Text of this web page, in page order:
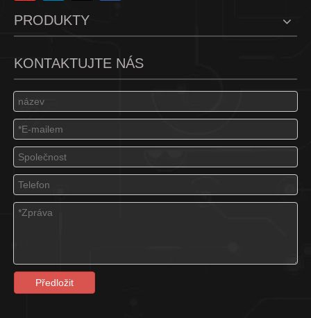
PRODUKTY
KONTAKTUJTE NÁS
Předložit